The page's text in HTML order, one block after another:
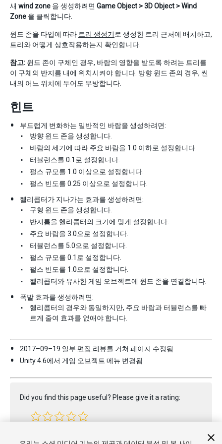
새 wind zone 을 생성하려면 Game Object > 3D Object > Wind
Zone 을 클릭합니다.
윈드 존을 타입에 따라 트리 생성기 로 생성한 트리 근처에 배치하고,
트리와 어떻게 상호작용하는지 확인합니다.
참고: 윈드 존이 구체인 경우, 바람의 영향을 받도록 하려는 트리를
이 구체의 반지름 내에 위치시켜야 합니다. 방향 윈드 존의 경우, 씬
내의 어느 위치에 두어도 무방합니다.
힌트
부드럽게 변화하는 일반적인 바람을 생성하려면:
방향 윈드 존을 생성합니다.
바람의 세기에 따라 주요 바람을 1.0 이하로 설정합니다.
터뷸런스를 0.1로 설정합니다.
펄스 규모를 1.0 이상으로 설정합니다.
펄스 빈도를 0.25 이상으로 설정합니다.
헬리콥터가 지나가는 효과를 생성하려면:
구형 윈드 존을 생성합니다.
반지름을 헬리콥터의 크기에 맞게 설정합니다.
주요 바람을 3.0으로 설정합니다.
터뷸런스를 5.0으로 설정합니다.
펄스 규모를 0.1로 설정합니다.
펄스 빈도를 1.0으로 설정합니다.
헬리콥터와 유사한 게임 오브젝트에 윈드 존을 연결합니다.
폭발 효과를 생성하려면:
헬리콥터의 경우와 동일하지만, 주요 바람과 터뷸런스를 빠
르게 줄여 효과를 없애야 합니다.
2017–09–19 일부 편집 리뷰를 거쳐 페이지 수정됨
Unity 4.6에서 게임 오브젝트 메뉴 변경됨
Did you find this page useful? Please give it a rating: